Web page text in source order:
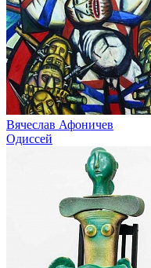
Вячеслав Афоничев
Одиссей